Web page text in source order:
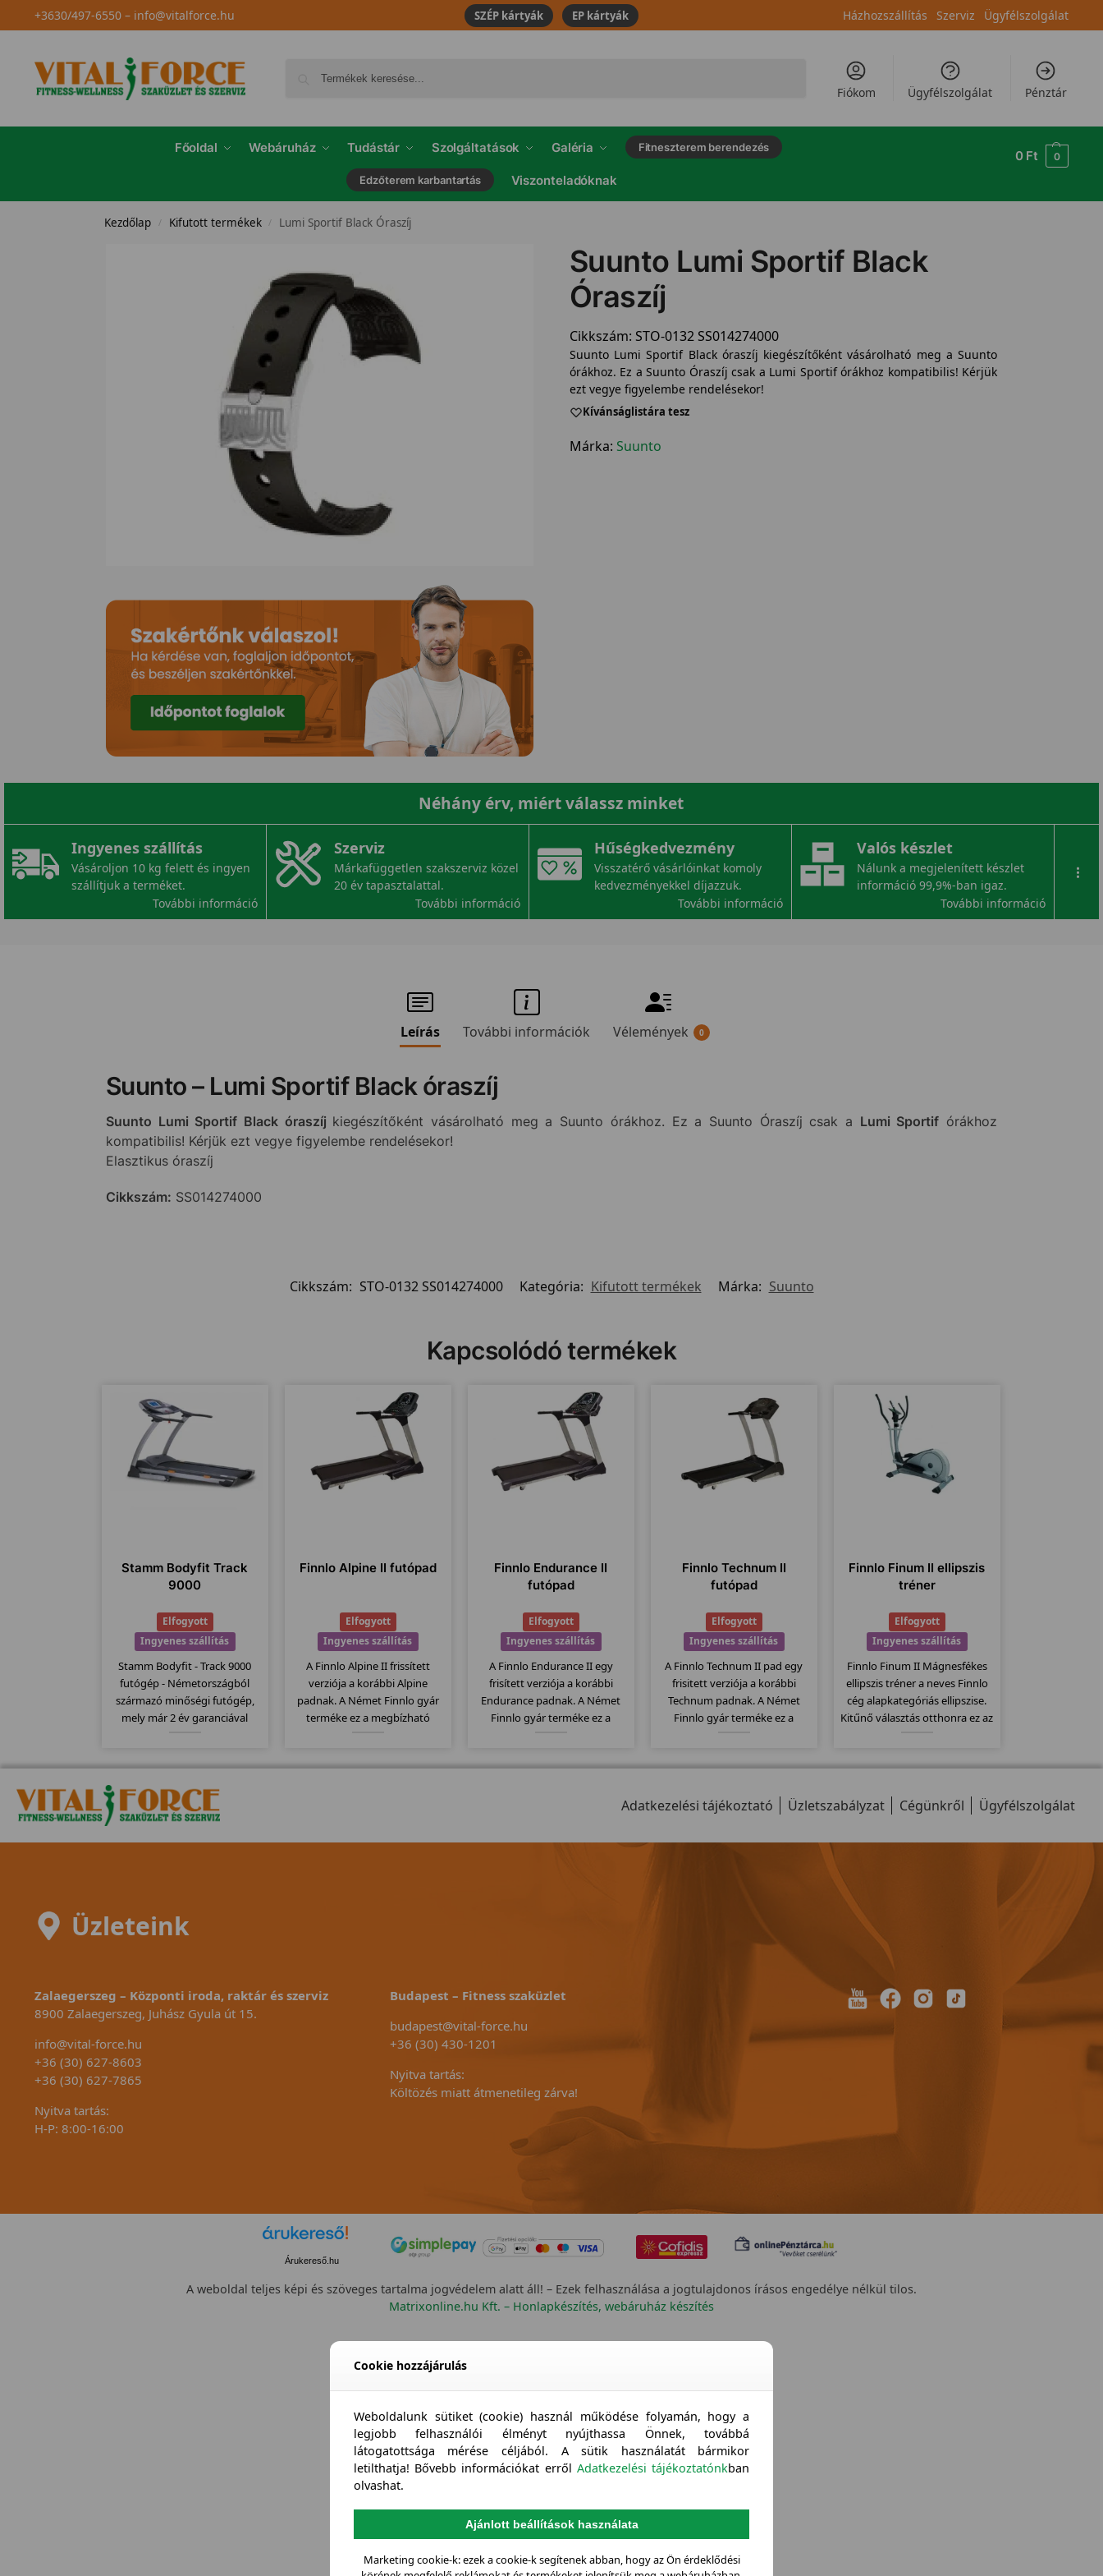
+3630/497-6550– info@vitalforce.hu SZÉP kártyák EP kártyák Házhozszállítás Szerviz Ügyfélszolgálat
Fiókom Ügyfélszolgálat Pénztár
Főoldal Webáruház Tudástár Szolgáltatások Galéria Fitneszterem berendezés
Edzőterem karbantartás Viszonteladóknak
0 Ft 0
Kezdőlap / Kifutott termékek / Lumi Sportif Black Óraszíj
Suunto Lumi Sportif Black
Óraszíj
Cikkszám: STO-0132 SS014274000
Suunto Lumi Sportif Black óraszíj kiegészítőként vásárolható meg a Suunto
órákhoz. Ez a Suunto Óraszíj csak a Lumi Sportif órákhoz kompatibilis! Kérjük
ezt vegye figyelembe rendelésekor!
Kívánságlistára tesz
Márka: Suunto
Néhány érv, miért válassz minket
Ingyenes szállítás
Vásároljon 10 kg felett és ingyen
szállítjuk a terméket.
További információ
Szerviz
Márkafüggetlen szakszerviz közel
20 év tapasztalattal.
További információ
Hűségkedvezmény
Visszatérő vásárlóinkat komoly
kedvezményekkel díjazzuk.
További információ
Valós készlet
Nálunk a megjelenített készlet
információ 99,9%-ban igaz.
További információ
...
Leírás További információk Vélemények 0
Suunto – Lumi Sportif Black óraszíj
Suunto Lumi Sportif Black óraszíj kiegészítőként vásárolható meg a Suunto órákhoz. Ez a Suunto Óraszíj csak a Lumi Sportif órákhoz
kompatibilis! Kérjük ezt vegye figyelembe rendelésekor!
Elasztikus óraszíj
Cikkszám: SS014274000
Cikkszám: STO-0132 SS014274000 Kategória: Kifutott termékek Márka: Suunto
Kapcsolódó termékek
Stamm Bodyfit Track
9000
Elfogyott
Ingyenes szállítás
Stamm Bodyfit - Track 9000
futógép - Németországból
származó minőségi futógép,
mely már 2 év garanciával
kategóriájához képest
130x43cm-es futófelülettel
rendelkezik.
Finnlo Alpine II futópad
Elfogyott
Ingyenes szállítás
A Finnlo Alpine II frissített
verziója a korábbi Alpine
padnak. A Német Finnlo gyár
terméke ez a megbízható
futófelület, szállítógörgők, 23
Finnlo Endurance II
futópad
Elfogyott
Ingyenes szállítás
A Finnlo Endurance II egy
frisített verziója a korábbi
Endurance padnak. A Német
Finnlo gyár terméke ez a
es futófelület, szállítógörgők, 26
Finnlo Technum II
futópad
Elfogyott
Ingyenes szállítás
A Finnlo Technum II pad egy
frisitett verziója a korábbi
Technum padnak. A Német
Finnlo gyár terméke ez a
135x44cm-es futófelület,
jellemzi ezt a modellt...
Finnlo Finum II ellipszis
tréner
Elfogyott
Ingyenes szállítás
Finnlo Finum II Mágnesfékes
ellipszis tréner a neves Finnlo
cég alapkategóriás ellipszise.
Kitűnő választás otthonra ez az
további 10 erősségi fokozatban
Adatkezelési tájékoztató Üzletszabályzat Cégünkről Ügyfélszolgálat
Üzleteink
Zalaegerszeg – Központi iroda, raktár és szerviz
8900 Zalaegerszeg, Juhász Gyula út 15.
info@vital-force.hu
+36 (30) 627-8603
+36 (30) 627-7865
Nyitva tartás:
H-P: 8:00-16:00
Budapest – Fitness szaküzlet
budapest@vital-force.hu
+36 (30) 430-1201
Nyitva tartás:
Költözés miatt átmenetileg zárva!
Árukereső.hu
A weboldal teljes képi és szöveges tartalma jogvédelem alatt áll! – Ezek felhasználása a jogtulajdonos írásos engedélye nélkül tilos.
Matrixonline.hu Kft. – Honlapkészítés, webáruház készítés
Cookie hozzájárulás
Weboldalunk sütiket (cookie) használ működése folyamán, hogy a
legjobb felhasználói élményt nyújthassa Önnek, továbbá
látogatottsága mérése céljából. A sütik használatát bármikor
letilthatja! Bővebb információkat erről Adatkezelési tájékoztatónkban
olvashat.
Ajánlott beállítások használata
Marketing cookie-k: ezek a cookie-k segítenek abban, hogy az Ön érdeklődési